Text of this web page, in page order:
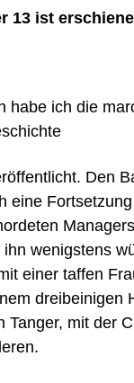
13 ist
habe ich die
Den
eine
wenigstens
einer taffen
dreibeinigen
Tanger, mit der